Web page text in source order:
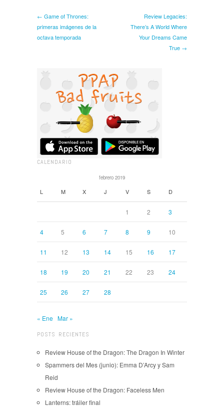
← Game of Thrones:
primeras imágenes de la
octava temporada
Review Legacies:
There’s A World Where
Your Dreams Came
True →
CALENDARIO
febrero 2019
L M X J V S D
1 2 3
4 5 6 7 8 9 10
11 12 13 14 15 16 17
18 19 20 21 22 23 24
25 26 27 28
« Ene Mar »
POSTS RECIENTES
Review House of the Dragon: The Dragon In Winter
Spammers del Mes (junio): Emma D’Arcy y Sam
Reid
Review House of the Dragon: Faceless Men
Lanterns: tráiler final